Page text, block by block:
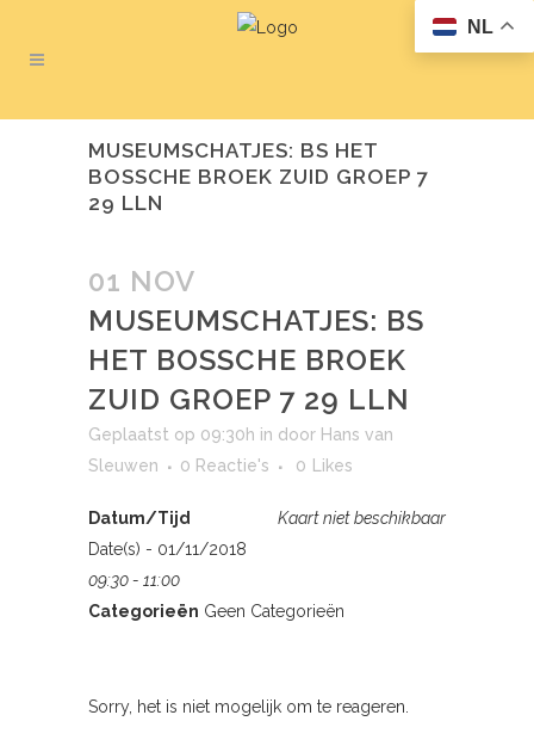
MUSEUMSCHATJES: BS HET
BOSSCHE BROEK ZUID GROEP 7
29 LLN
01 NOV
MUSEUMSCHATJES: BS
HET BOSSCHE BROEK
ZUID GROEP 7 29 LLN
Geplaatst op 09:30h in door Hans van
Sleuwen
0 Reactie's 0 Likes
Kaart niet beschikbaar
Datum/Tijd
Date(s) - 01/11/2018
09:30 - 11:00
Categorieën Geen Categorieën
Sorry, het is niet mogelijk om te reageren.
NL